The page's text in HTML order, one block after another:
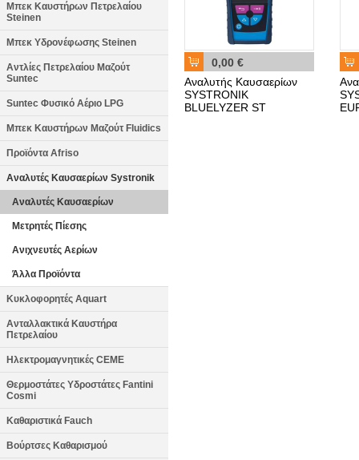
Μπεκ Καυστήρων Πετρελαίου
Steinen
Μπεκ Υδρονέφωσης Steinen
Αντλίες Πετρελαίου Μαζούτ
Suntec
Suntec Φυσικό Αέριο LPG
Μπεκ Καυστήρων Μαζούτ Fluidics
Προϊόντα Afriso
Αναλυτές Καυσαερίων Systronik
Αναλυτές Καυσαερίων
Μετρητές Πίεσης
Ανιχνευτές Αερίων
Άλλα Προϊόντα
Κυκλοφορητές Aquart
Ανταλλακτικά Καυστήρα
Πετρελαίου
Ηλεκτρομαγνητικές CEME
Θερμοστάτες Υδροστάτες Fantini
Cosmi
Καθαριστικά Fauch
Βούρτσες Καθαρισμού
0,00 €
Αναλυτής Καυσαερίων
SYSTRONIK
BLUELYZER ST